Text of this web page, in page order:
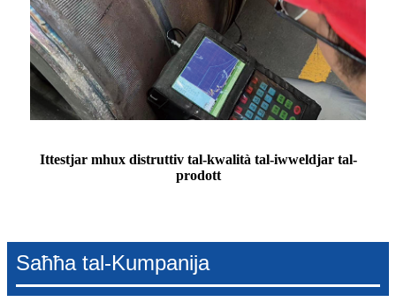
Ittestjar mhux distruttiv tal-kwalità tal-iwweldjar tal-
prodott
Saħħa tal-Kumpanija